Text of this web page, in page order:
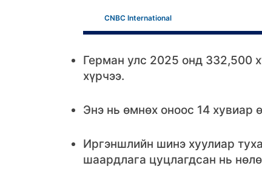
CNBC International
Герман улс 2025 онд 332,500
хүрчээ.
Энэ нь өмнөх оноос 14 хувиар
Иргэншлийн шинэ хуулиар
шаардлага цуцлагдсан нь